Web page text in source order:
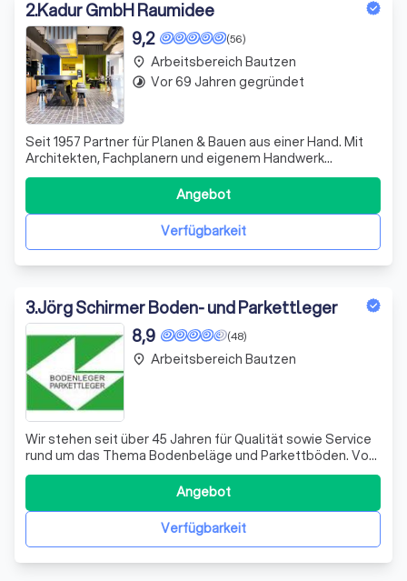
2.Kadur GmbH Raumidee
(56)
9,2
Seit 1957 Partner für Planen & Bauen aus einer Hand. Mit
Architekten, Fachplanern und eigenem Handwerk
realisieren wir Praxis-, Büro- und Gewerbeprojekte
effizient und zuverlässig – Hand drauf!
Verfügbarkeit
Angebot
place Arbeitsbereich Bautzen
timelapse Vor 69 Jahren gegründet
3.Jörg Schirmer Boden- und Parkettleger
(48)
8,9
Wir stehen seit über 45 Jahren für Qualität sowie Service
rund um das Thema Bodenbeläge und Parkettböden. Von
uns werden Sie fachmännisch und kompetent beraten.
Wir finden gemeinsam die optimale Lösung für Ihren
Geschmack in dem dafür vorgesehen Einsatzbereich.
Anschließend setzen wir es handwerklic
Verfügbarkeit
Angebot
place Arbeitsbereich Bautzen